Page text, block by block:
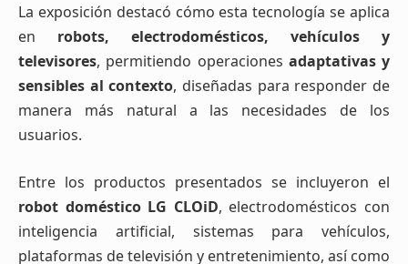
La exposición destacó cómo esta tecnología se aplica
en robots, electrodomésticos, vehículos y
televisores, permitiendo operaciones adaptativas y
sensibles al contexto, diseñadas para responder de
manera más natural a las necesidades de los
usuarios.
Entre los productos presentados se incluyeron el
robot doméstico LG CLOiD, electrodomésticos con
inteligencia artificial, sistemas para vehículos,
plataformas de televisión y entretenimiento, así como